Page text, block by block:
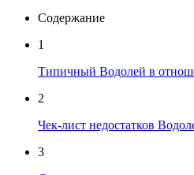
Содержание
1
Типичный Водолей в
2
Чек-лист недостатков
3